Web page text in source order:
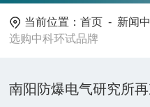
当前位置：首页 - 新闻
选购中科环试品牌
南阳防爆电气研究所